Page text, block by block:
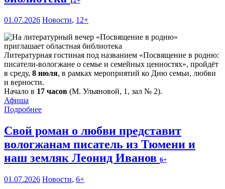
01.07.2026 Новости, 12+
Литературная гостиная под названием «Посвящение в родню:
писатели-вологжане о семье и семейных ценностях», пройдёт
в среду, 8 июля, в рамках мероприятий ко Дню семьи, любви
и верности.
Начало в 17 часов (М. Ульяновой, 1, зал № 2).
Афиша
Подробнее
Свой роман о любви представит
вологжанам писатель из Тюмени и
наш земляк Леонид Иванов 6+
01.07.2026 Новости, 6+